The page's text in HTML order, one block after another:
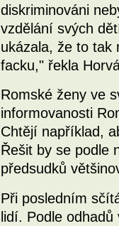
diskriminováni
vzdělání svých
ukázala, že to tak
facku," řekla
Romské ženy ve
informovanosti
Chtějí například,
Řešit by se podle
předsudků
Při posledním
lidí. Podle